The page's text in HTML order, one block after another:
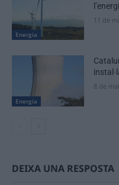
Energia
11 de
Energia
8 de
DEIXA UNA RESPOSTA